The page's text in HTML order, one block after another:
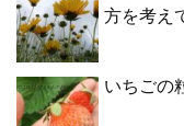
方を考え
いちごの